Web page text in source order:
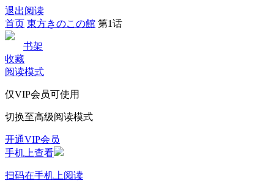
退出阅读
首页 東方きのこの館 第1话
书架
收藏
阅读模式
仅VIP会员可使用
切换至高级阅读模式
开通VIP会员
手机上查看
扫码在手机上阅读